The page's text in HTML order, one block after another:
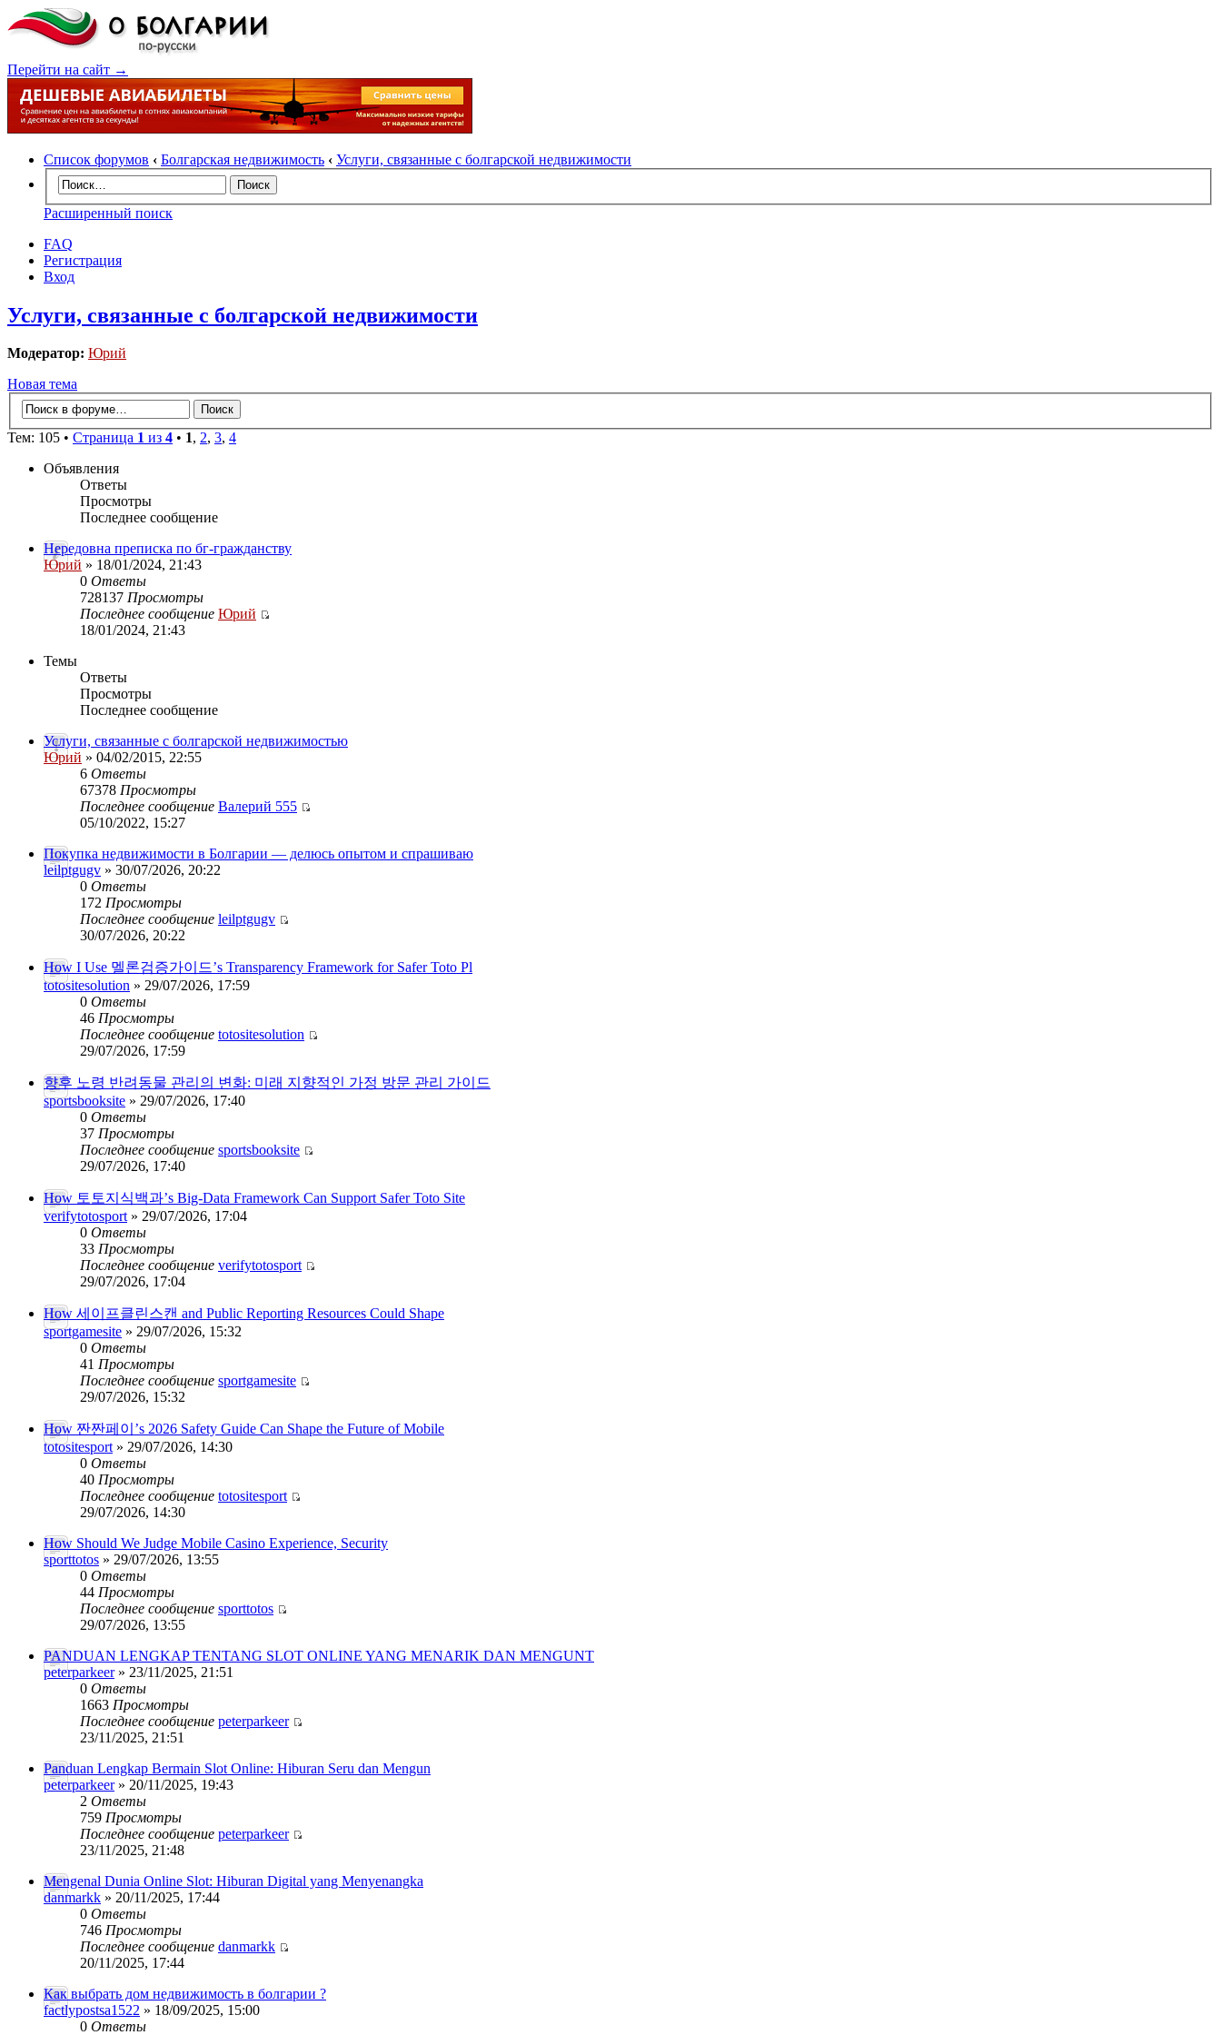
Перейти на сайт →
Список форумов ‹ Болгарская недвижимость ‹ Услуги, связанные с болгарской недвижимости
Расширенный поиск
FAQ
Регистрация
Вход
Услуги, связанные с болгарской недвижимости
Модератор: Юрий
Новая тема
Тем: 105 • Страница 1 из 4 • 1, 2, 3, 4
Объявления
Ответы
Просмотры
Последнее сообщение
Нередовна преписка по бг-гражданству
Юрий » 18/01/2024, 21:43
0 Ответы
728137 Просмотры
Последнее сообщение Юрий
18/01/2024, 21:43
Темы
Ответы
Просмотры
Последнее сообщение
Услуги, связанные с болгарской недвижимостью
Юрий » 04/02/2015, 22:55
6 Ответы
67378 Просмотры
Последнее сообщение Валерий 555
05/10/2022, 15:27
Покупка недвижимости в Болгарии — делюсь опытом и спрашиваю
leilptgugv » 30/07/2026, 20:22
0 Ответы
172 Просмотры
Последнее сообщение leilptgugv
30/07/2026, 20:22
How I Use 멜론검증가이드’s Transparency Framework for Safer Toto Pl
totositesolution » 29/07/2026, 17:59
0 Ответы
46 Просмотры
Последнее сообщение totositesolution
29/07/2026, 17:59
향후 노령 반려동물 관리의 변화: 미래 지향적인 가정 방문 관리 가이드
sportsbooksite » 29/07/2026, 17:40
0 Ответы
37 Просмотры
Последнее сообщение sportsbooksite
29/07/2026, 17:40
How 토토지식백과’s Big-Data Framework Can Support Safer Toto Site
verifytotosport » 29/07/2026, 17:04
0 Ответы
33 Просмотры
Последнее сообщение verifytotosport
29/07/2026, 17:04
How 세이프클린스캔 and Public Reporting Resources Could Shape
sportgamesite » 29/07/2026, 15:32
0 Ответы
41 Просмотры
Последнее сообщение sportgamesite
29/07/2026, 15:32
How 짠짠페이’s 2026 Safety Guide Can Shape the Future of Mobile
totositesport » 29/07/2026, 14:30
0 Ответы
40 Просмотры
Последнее сообщение totositesport
29/07/2026, 14:30
How Should We Judge Mobile Casino Experience, Security
sporttotos » 29/07/2026, 13:55
0 Ответы
44 Просмотры
Последнее сообщение sporttotos
29/07/2026, 13:55
PANDUAN LENGKAP TENTANG SLOT ONLINE YANG MENARIK DAN MENGUNT
peterparkeer» 23/11/2025, 21:51
0 Ответы
1663 Просмотры
Последнее сообщение peterparkeer
23/11/2025, 21:51
Panduan Lengkap Bermain Slot Online: Hiburan Seru dan Mengun
peterparkeer» 20/11/2025, 19:43
2 Ответы
759 Просмотры
Последнее сообщение peterparkeer
23/11/2025, 21:48
Mengenal Dunia Online Slot: Hiburan Digital yang Menyenangka
danmarkk » 20/11/2025, 17:44
0 Ответы
746 Просмотры
Последнее сообщение danmarkk
20/11/2025, 17:44
Как выбрать дом недвижимость в болгарии ?
factlypostsa1522 » 18/09/2025, 15:00
0 Ответы